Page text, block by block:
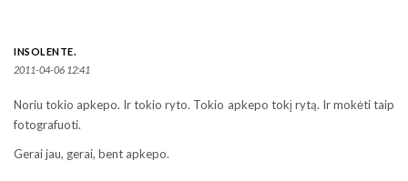
INSOLENTE.
2011-04-06 12:41
Noriu tokio apkepo. Ir tokio ryto. Tokio apkepo tokį rytą. Ir mokėti taip
fotografuoti.
Gerai jau, gerai, bent apkepo.